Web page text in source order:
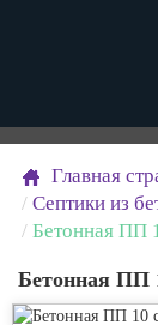
Главная
Септики из
Бетонная ПП
Бетонная